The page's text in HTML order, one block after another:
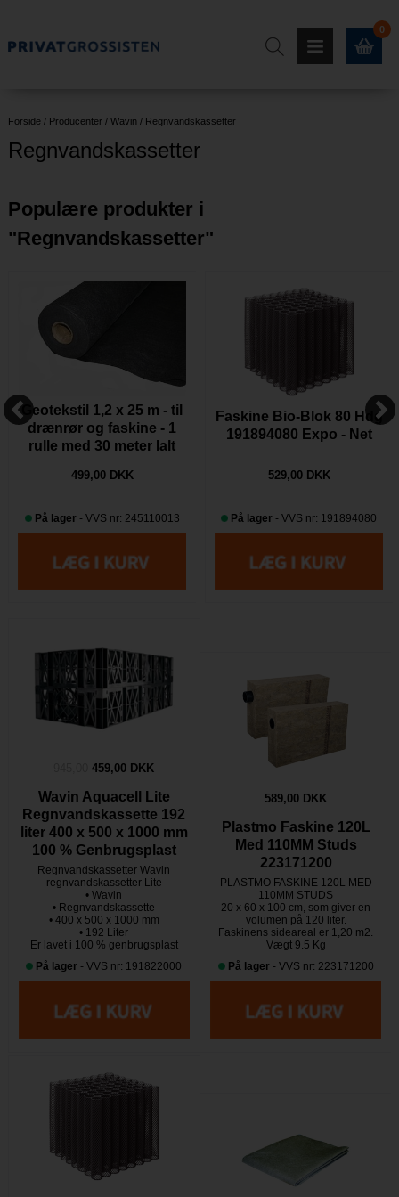
0
Forside / Producenter / Wavin / Regnvandskassetter
Regnvandskassetter
Populære produkter i
"Regnvandskassetter"
Geotekstil 1,2 x 25 m - til
drænrør og faskine - 1
rulle med 30 meter Ialt
499,00 DKK
På lager - VVS nr: 245110013
Faskine Bio-Blok 80 Hdg
191894080 Expo - Net
529,00 DKK
På lager - VVS nr: 191894080
945,00459,00 DKK
Wavin Aquacell Lite
Regnvandskassette 192
liter 400 x 500 x 1000 mm
100 % Genbrugsplast
Regnvandskassetter Wavin
regnvandskassetter Lite
• Wavin
• Regnvandskassette
• 400 x 500 x 1000 mm
• 192 Liter
​​​​​​​Er lavet i 100 % genbrugsplast
På lager - VVS nr: 191822000
589,00 DKK
Plastmo Faskine 120L
Med 110MM Studs
223171200
PLASTMO FASKINE 120L MED
110MM STUDS
20 x 60 x 100 cm, som giver en
volumen på 120 liter.
Faskinens sideareal er 1,20 m2.
Vægt 9.5 Kg
På lager - VVS nr: 223171200